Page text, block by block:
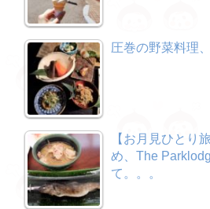
圧巻の野菜料理
【お月見ひとり
め、The
て。。。